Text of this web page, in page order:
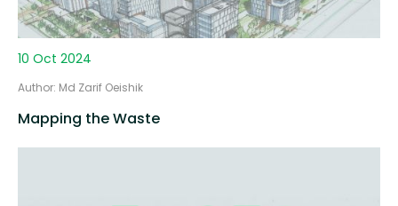
10 Oct 2024
Author: Md Zarif Oeishik
Mapping the Waste